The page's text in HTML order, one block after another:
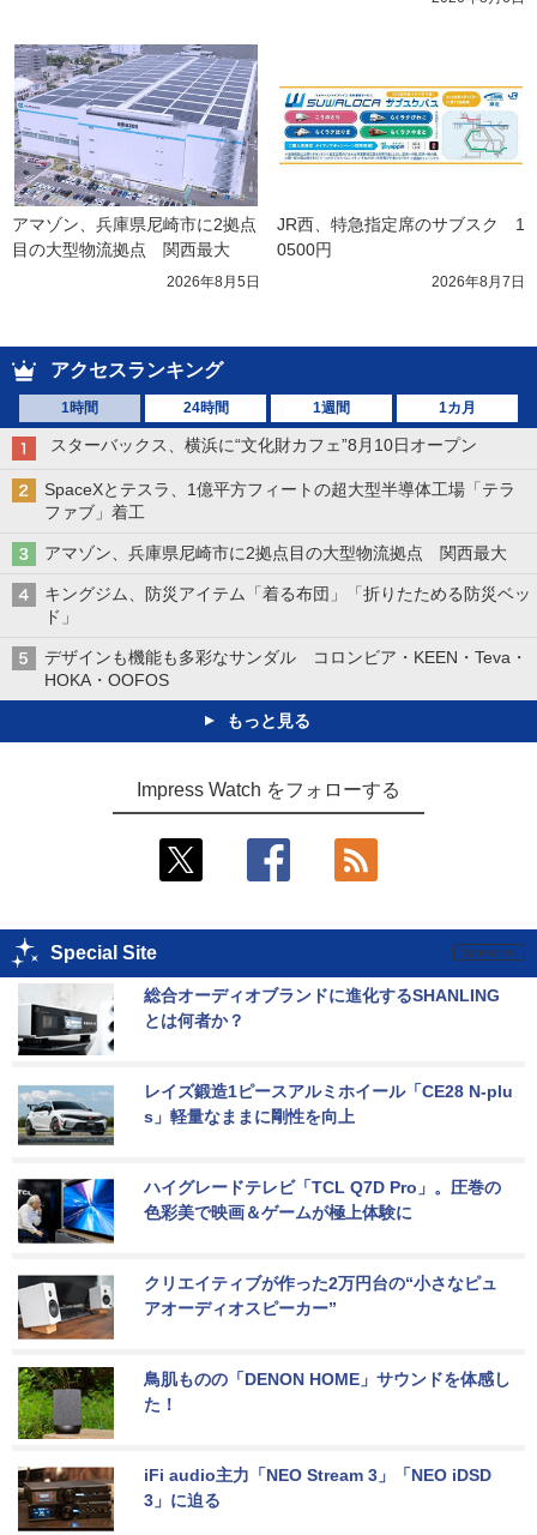
アマゾン、兵庫県尼崎市に2拠点
目の大型物流拠点　関西最大
2026年8月5日
JR西、特急指定席のサブスク　1
0500円
2026年8月7日
アクセスランキング
1時間 24時間 1週間 1カ月
スターバックス、横浜に“文化財カフェ”8月10日オープン
SpaceXとテスラ、1億平方フィートの超大型半導体工場「テラ
ファブ」着工
アマゾン、兵庫県尼崎市に2拠点目の大型物流拠点 関西最大
キングジム、防災アイテム「着る布団」「折りたためる防災ベッ
ド」
デザインも機能も多彩なサンダル コロンビア・KEEN・Teva・
HOKA・OOFOS
もっと見る
Impress Watch をフォローする
Special Site
総合オーディオブランドに進化するSHANLING
とは何者か？
レイズ鍛造1ピースアルミホイール「CE28 N-plu
s」軽量なままに剛性を向上
ハイグレードテレビ「TCL Q7D Pro」。圧巻の
色彩美で映画＆ゲームが極上体験に
クリエイティブが作った2万円台の“小さなピュ
アオーディオスピーカー”
鳥肌ものの「DENON HOME」サウンドを体感し
た！
iFi audio主力「NEO Stream 3」「NEO iDSD
3」に迫る